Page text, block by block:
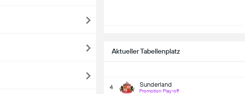
Aktueller Tabellenplatz
4 Sunderland
Promotion Play-off